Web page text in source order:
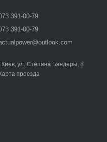
391-00-79
391-00-79
ул. Степана Бандеры, 8
Карта проезда